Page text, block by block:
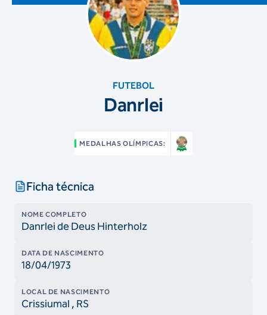
FUTEBOL
Danrlei
MEDALHAS OLÍMPICAS:
Ficha técnica
NOME COMPLETO
Danrlei de Deus Hinterholz
DATA DE NASCIMENTO
18/04/1973
LOCAL DE NASCIMENTO
Crissiumal , RS